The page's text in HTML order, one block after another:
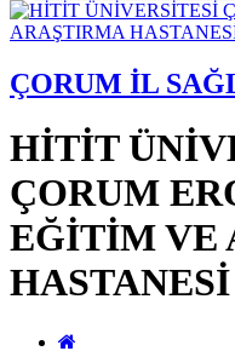
ÇORUM İL
HİTİT
ÇORUM
EĞİTİM VE
HASTANESİ